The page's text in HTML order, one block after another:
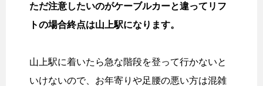
ただ注意したいのがケーブルカーと違ってリフ
トの場合終点は山上駅になります。
山上駅に着いたら急な階段を登って行かないと
いけないので、お年寄りや足腰の悪い方は混雑